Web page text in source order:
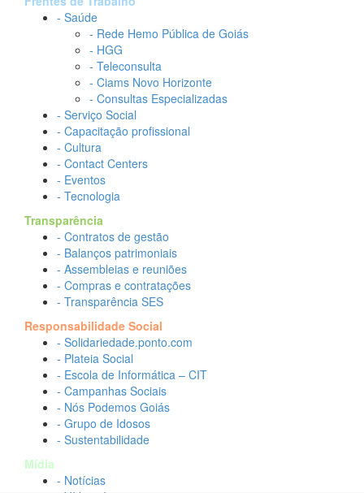
- Saúde
- Rede Hemo Pública de Goiás
- HGG
- Teleconsulta
- Ciams Novo Horizonte
- Consultas Especializadas
- Serviço Social
- Capacitação profissional
- Cultura
- Contact Centers
- Eventos
- Tecnologia
Transparência
- Contratos de gestão
- Balanços patrimoniais
- Assembleias e reuniões
- Compras e contratações
- Transparência SES
Responsabilidade Social
- Solidariedade.ponto.com
- Plateia Social
- Escola de Informática – CIT
- Campanhas Sociais
- Nós Podemos Goiás
- Grupo de Idosos
- Sustentabilidade
Mídia
- Notícias